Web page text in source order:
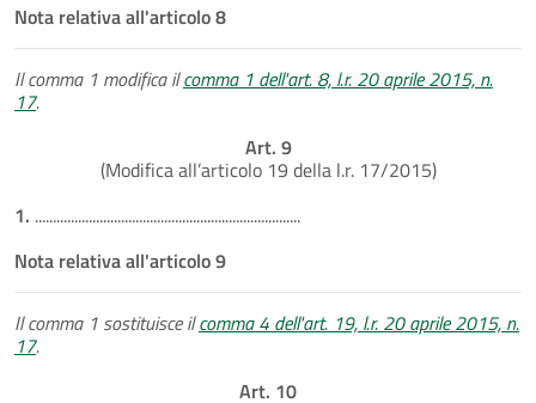
Nota relativa all'articolo 8
Il comma 1 modifica ilcomma 1 dell'art. 8, l.r. 20 aprile 2015, n.
17.
Art. 9
(Modifica all’articolo 19 della l.r. 17/2015)
1. ..........................................................................
Nota relativa all'articolo 9
Il comma 1 sostituisce ilcomma 4 dell'art. 19, l.r. 20 aprile 2015, n.
17.
Art. 10